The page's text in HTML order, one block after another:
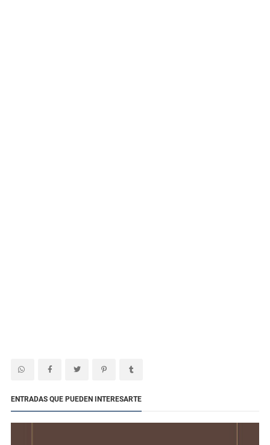
ENTRADAS QUE PUEDEN INTERESARTE